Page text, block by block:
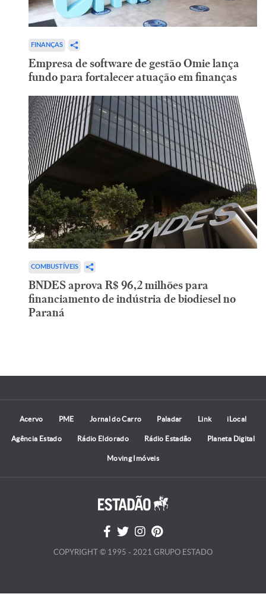
FINANÇAS
Empresa de software de gestão Omie lança
fundo para fortalecer atuação em finanças
COMBUSTÍVEIS
BNDES aprova R$ 96,2 milhões para
financiamento de indústria de biodiesel no
Paraná
Acervo PME Jornal do Carro Paladar Link iLocal
Agência Estado Rádio Eldorado Rádio Estadão Planeta Digital
Moving Imóveis
COPYRIGHT © 1995 - 2021 GRUPO ESTADO